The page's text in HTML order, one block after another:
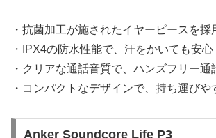
・抗菌加工が施されたイヤーピースを採
・IPX4の防水性能で、汗をかいても安心
・クリアな通話音質で、ハンズフリー通
・コンパクトなデザインで、持ち運びや
Anker Soundcore Life P3